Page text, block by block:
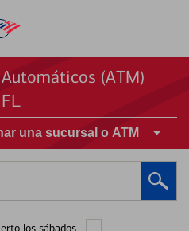
(ATM)
una sucursal o ATM
los sábados